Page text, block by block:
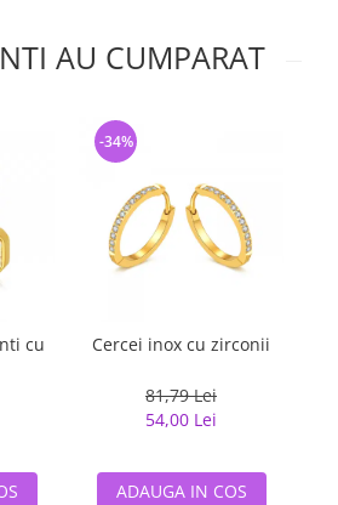
AU CUMPARAT
cu
Cercei inox cu zirconii
81,79 Lei
54,00 Lei
-34%
ADAUGA IN COS